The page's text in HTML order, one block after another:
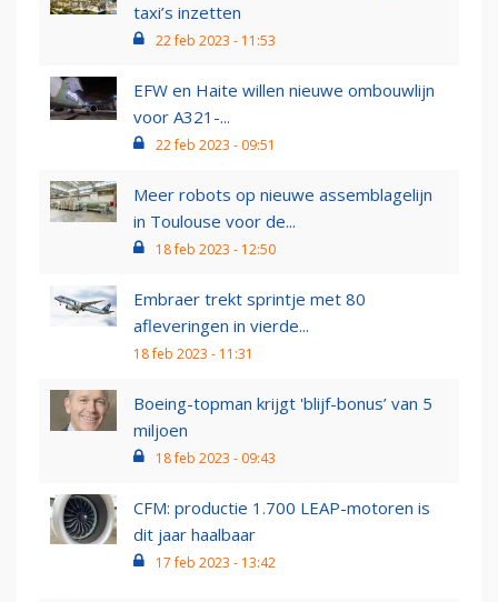
taxi’s inzetten
22 feb 2023 - 11:53
EFW en Haite willen nieuwe ombouwlijn
voor A321-...
22 feb 2023 - 09:51
Meer robots op nieuwe assemblagelijn
in Toulouse voor de...
18 feb 2023 - 12:50
Embraer trekt sprintje met 80
afleveringen in vierde...
18 feb 2023 - 11:31
Boeing-topman krijgt 'blijf-bonus’ van 5
miljoen
18 feb 2023 - 09:43
CFM: productie 1.700 LEAP-motoren is
dit jaar haalbaar
17 feb 2023 - 13:42